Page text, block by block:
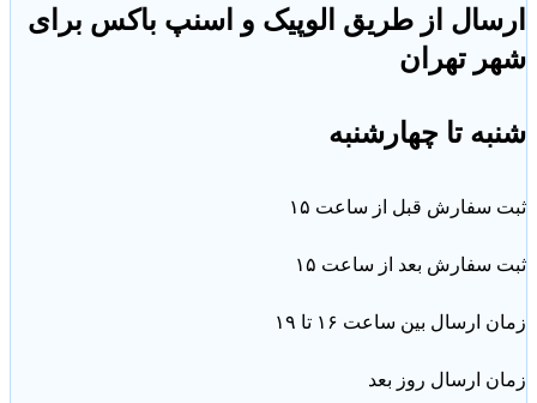
از طریق الوپیک و اسنپ باکس برای
تهران
تا چهارشنبه
سفارش قبل از ساعت ۱۵
سفارش بعد از ساعت ۱۵
ارسال بین ساعت ۱۶ تا ۱۹
ارسال روز بعد